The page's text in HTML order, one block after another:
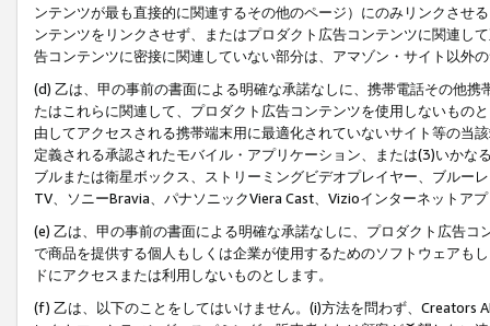
ンテンツが最も直接的に関連するその他のページ）にのみリンクさせ
ンテンツをリンクさせず、またはプロダクト広告コンテンツに関連し
告コンテンツに密接に関連していない部分は、アマゾン・サイト以外
(d) 乙は、甲の事前の書面による明確な承諾なしに、携帯電話その他
たはこれらに関連して、プロダクト広告コンテンツを使用しないもの
由してアクセスされる携帯端末用に最適化されていないサイト等の当
定義される承認されたモバイル・アプリケーション、または(3)いか
ブルまたは衛星ボックス、ストリーミングビデオプレイヤー、ブルー
TV、ソニーBravia、パナソニックViera Cast、Vizioインターネットア
(e) 乙は、甲の事前の書面による明確な承諾なしに、プロダクト広告
で商品を提供する個人もしくは企業が使用するためのソフトウェアも
ドにアクセスまたは利用しないものとします。
(f) 乙は、以下のことをしてはいけません。(i)方法を問わず、Creators